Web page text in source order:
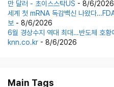
만 달러 - 초이스스탁US - 8/6/2026
세계 첫 mRNA 독감백신 나왔다
보 - 8/6/2026
6월 경상수지 역대 최대…반도체 호
knn.co.kr - 8/6/2026
Main Tags